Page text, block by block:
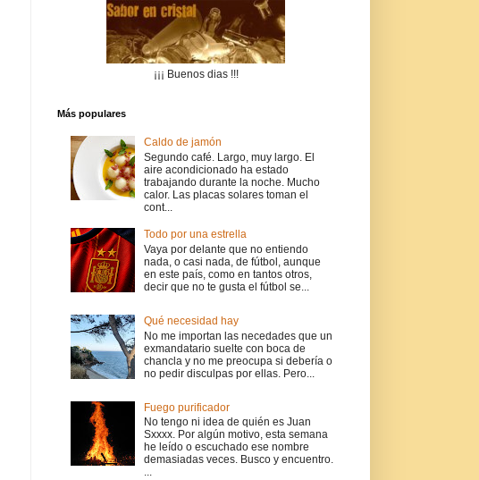
¡¡¡ Buenos dias !!!
Más populares
Caldo de jamón
Segundo café. Largo, muy largo. El
aire acondicionado ha estado
trabajando durante la noche. Mucho
calor. Las placas solares toman el
cont...
Todo por una estrella
Vaya por delante que no entiendo
nada, o casi nada, de fútbol, aunque
en este país, como en tantos otros,
decir que no te gusta el fútbol se...
Qué necesidad hay
No me importan las necedades que un
exmandatario suelte con boca de
chancla y no me preocupa si debería o
no pedir disculpas por ellas. Pero...
Fuego purificador
No tengo ni idea de quién es Juan
Sxxxx. Por algún motivo, esta semana
he leído o escuchado ese nombre
demasiadas veces. Busco y encuentro.
...